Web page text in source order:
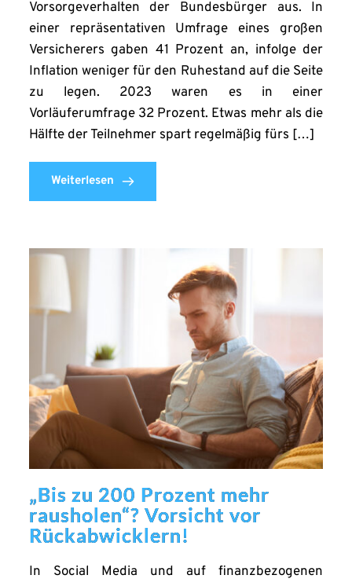
Vorsorgeverhalten der Bundesbürger aus. In
einer repräsentativen Umfrage eines großen
Versicherers gaben 41 Prozent an, infolge der
Inflation weniger für den Ruhestand auf die Seite
zu legen. 2023 waren es in einer
Vorläuferumfrage 32 Prozent. Etwas mehr als die
Hälfte der Teilnehmer spart regelmäßig fürs […]
Weiterlesen
„Bis zu 200 Prozent mehr
rausholen“? Vorsicht vor
Rückabwicklern!
In Social Media und auf finanzbezogenen